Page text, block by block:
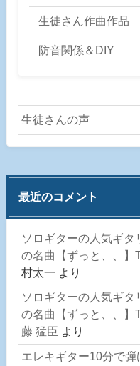
生徒さん作曲作品
防音関係＆DIY
生徒さんの声
最近のコメント
ソロギターの人気ギタ
の名曲【ずっと、、】
村太一 より
ソロギターの人気ギタ
の名曲【ずっと、、】
藤 猛臣 より
エレキギター10分で